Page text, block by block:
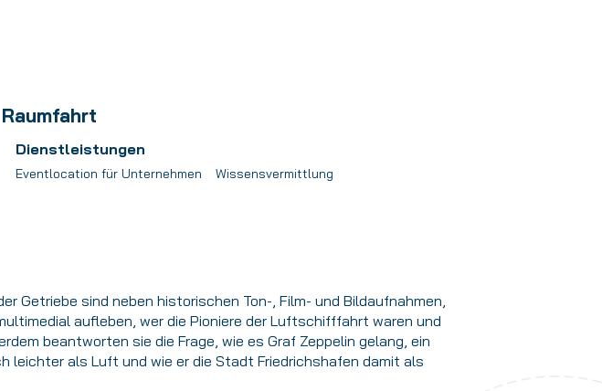
Raumfahrt
Dienstleistungen
Eventlocation für Unternehmen Wissensvermittlung
Getriebe sind neben historischen Ton-, Film- und Bildaufnahmen,
aufleben, wer die Pioniere der Luftschifffahrt waren und
beantworten sie die Frage, wie es Graf Zeppelin gelang, ein
leichter als Luft und wie er die Stadt Friedrichshafen damit als